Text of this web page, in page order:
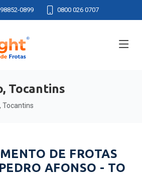
0899 0800 026 0707
Tocantins
Tocantins
DE FROTAS
AFONSO - TO